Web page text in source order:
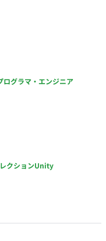
ログラマ・エンジニア
クションUnity